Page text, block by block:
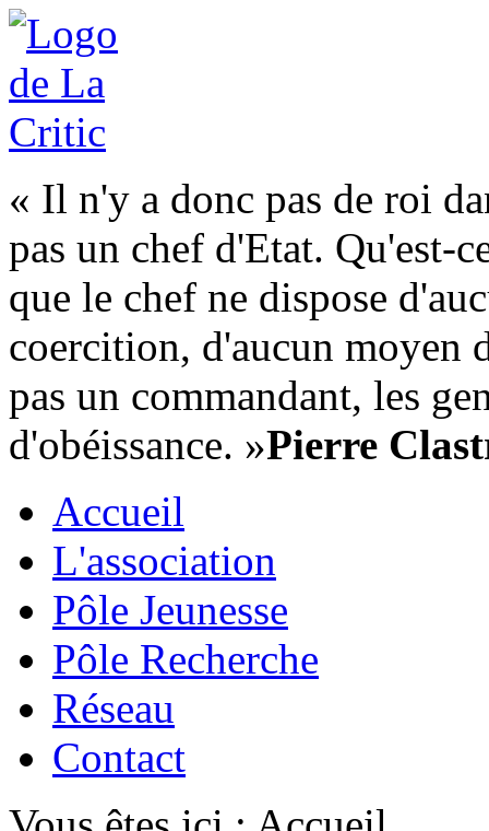
« Il n'y a donc pas de roi
pas un chef d'Etat. Qu'est-
que le chef ne dispose
coercition, d'aucun moyen
pas un commandant, les
d'obéissance. »Pierre
Accueil
L'association
Pôle Jeunesse
Pôle Recherche
Réseau
Contact